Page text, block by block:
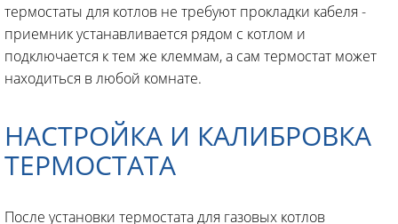
термостаты для котлов не требуют прокладки кабеля -
приемник устанавливается рядом с котлом и
подключается к тем же клеммам, а сам термостат может
находиться в любой комнате.
НАСТРОЙКА И КАЛИБРОВКА
ТЕРМОСТАТА
После установки термостата для газовых котлов